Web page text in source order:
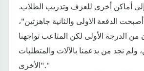
إلى أماكن أخرى للعزف وتدريب الطلاب.
الدفعة الاولى والثانية جاهزتين"،
من الدرجة الأولى لكن المتاعب تواجهنا
ولم نجد من يدعمنا بالآلات والمتطلبات
الأخرى"."